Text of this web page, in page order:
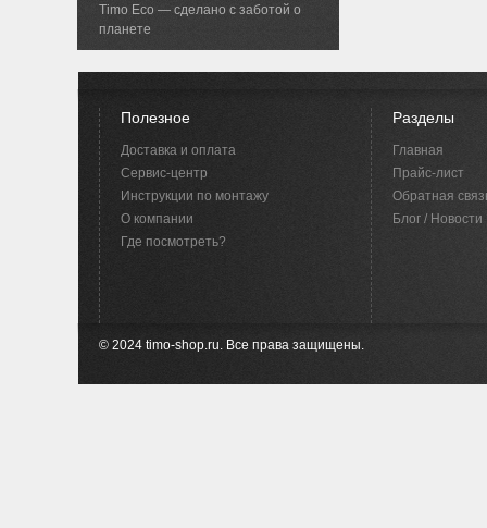
Timo Eco — сделано с заботой о
планете
Полезное
Доставка и оплата
Сервис-центр
Инструкции по монтажу
O компании
Где посмотреть?
Разделы
Главная
Прайс-лист
Обратная
Блог / Новости
© 2024 timo-shop.ru. Все права защищены.